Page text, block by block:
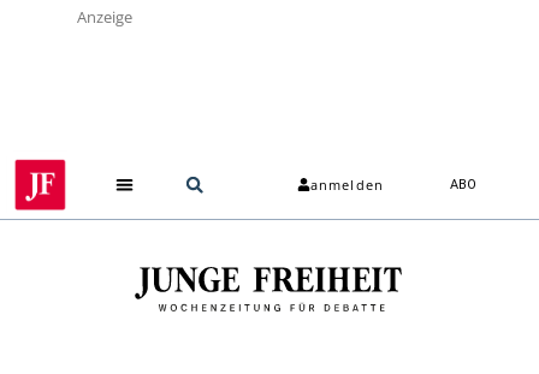
Anzeige
anmelden ABO